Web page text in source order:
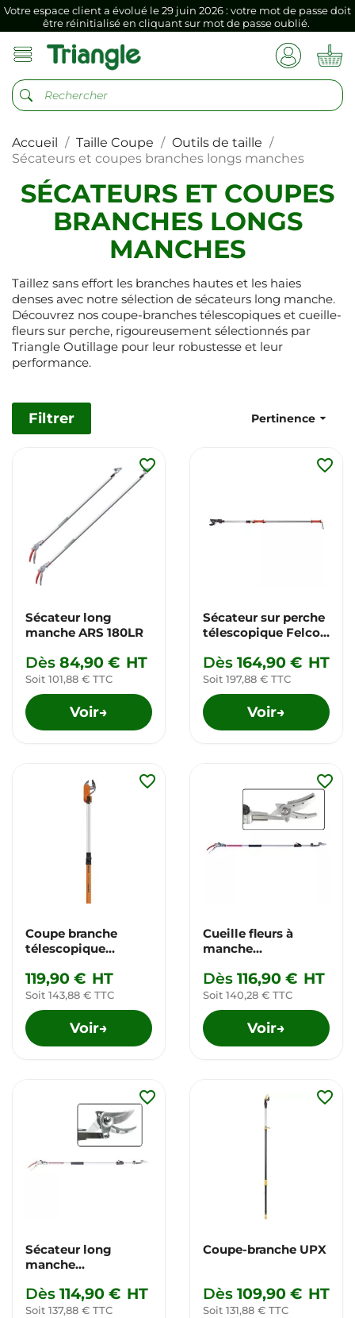
Votre espace client a évolué le 29 juin 2026 : votre mot de passe doit
être réinitialisé en cliquant sur mot de passe oublié.
Si vous aviez mémorisé votre précédent mot de passe dans votre
navigateur internet, il doit être réenregistré à la première connexion
Votre espace client a évolué le 29 juin 2026 : votre mot de passe doit
être réinitialisé en cliquant sur mot de passe oublié.
Si vous aviez mémorisé votre précédent mot de passe dans votre
navigateur internet, il doit être réenregistré à la première connexion
vers votre nouvel espace client.
Accueil Taille Coupe
Outils de taille
Sécateurs et coupes branches longs manches
SÉCATEURS ET COUPES
BRANCHES LONGS
MANCHES
Taillez sans effort les branches hautes et les haies
denses avec notre sélection de sécateurs long manche.
Découvrez nos coupe-branches télescopiques et cueille-
fleurs sur perche, rigoureusement sélectionnés par
Triangle Outillage pour leur robustesse et leur
performance.
Filtrer Pertinence
Sécateur long
manche ARS 180LR
Dès 84,90 € HT
Soit 101,88 € TTC
Voir→
favorite_border
Sécateur sur perche
télescopique Felco
Dès 164,90 € HT
Soit 197,88 € TTC
Voir→
favorite_border
Coupe branche
télescopique
119,90 € HT
Soit 143,88 € TTC
Voir→
favorite_border
Cueille fleurs à
manche
Dès 116,90 € HT
Soit 140,28 € TTC
Voir→
favorite_border
Sécateur long
manche
Dès 114,90 € HT
Soit 137,88 € TTC
favorite_border
Coupe-branche UPX
Dès 109,90 € HT
Soit 131,88 € TTC
favorite_border